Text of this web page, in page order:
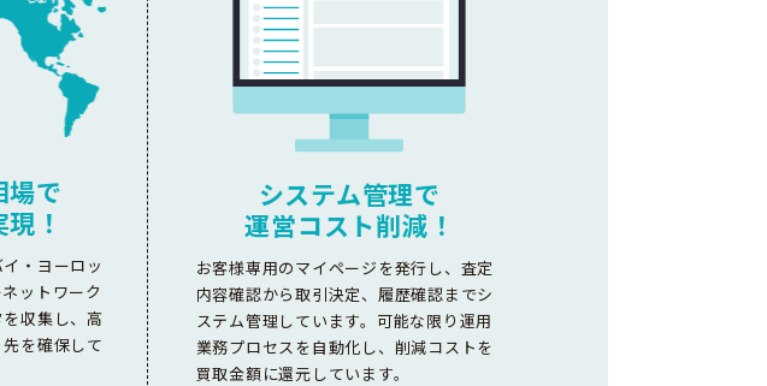
場で
！
・ヨーロッ
ットワーク
収集し、高
を確保して
システム管理で
運営コスト削減！
お客様専用のマイページを発行し、査定
内容確認から取引決定、履歴確認までシ
ステム管理しています。可能な限り運用
業務プロセスを自動化し、削減コストを
買取金額に還元しています。